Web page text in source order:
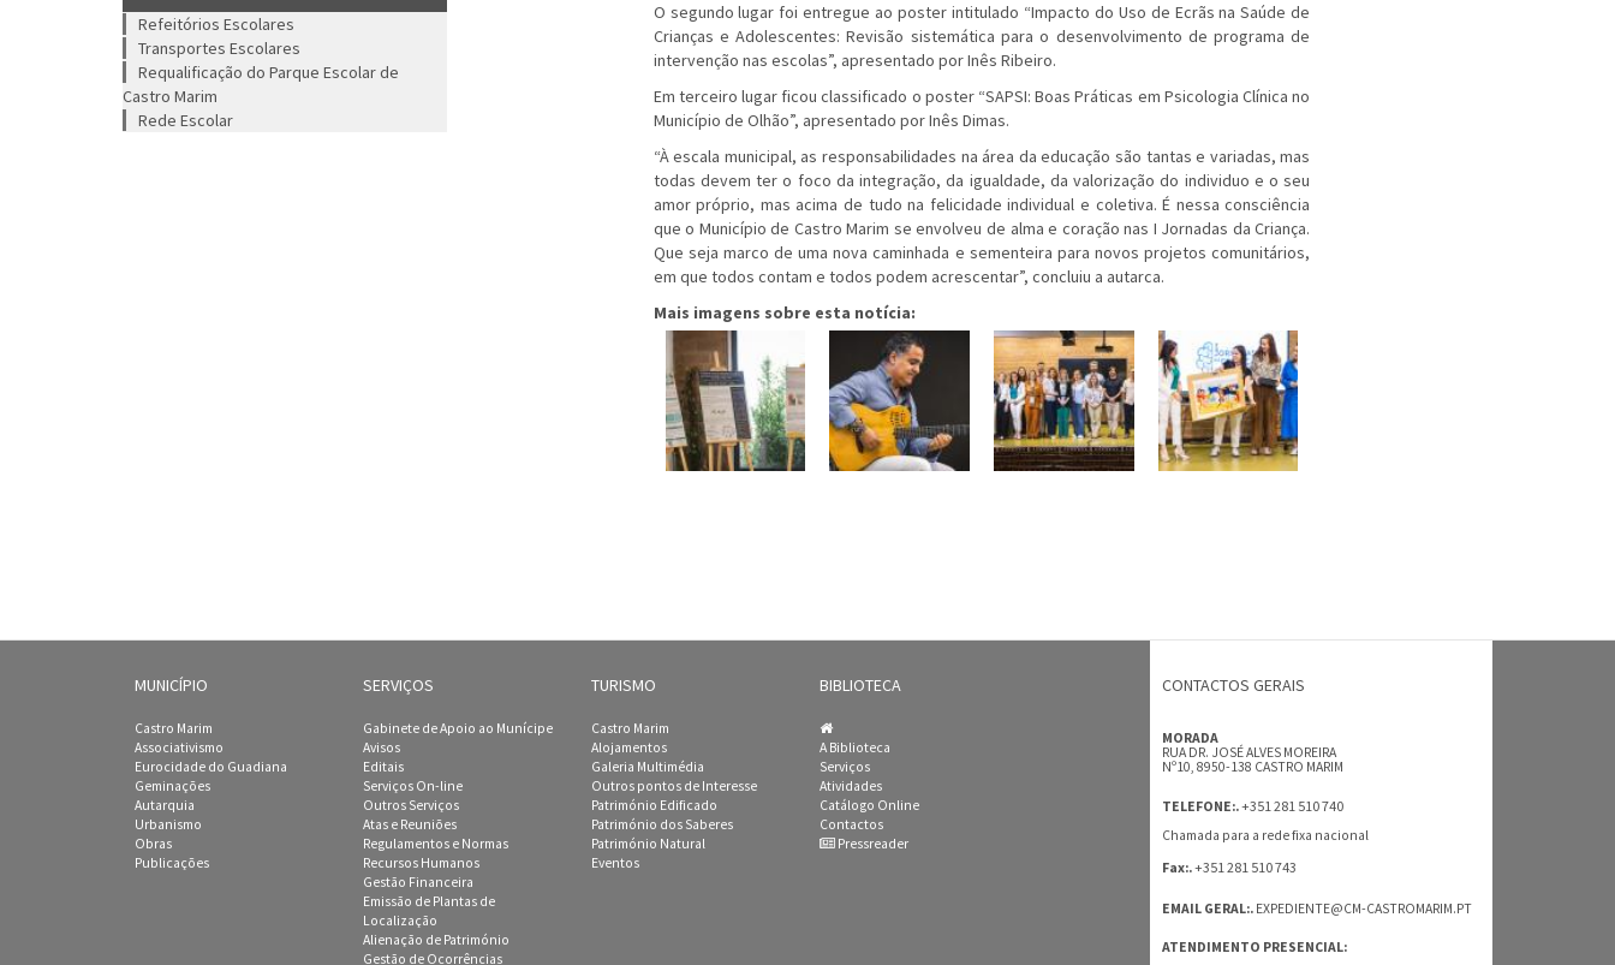
Refeitórios Escolares
Transportes Escolares
Requalificação do Parque Escolar de
Castro Marim
Rede Escolar
O segundo lugar foi entregue ao poster intitulado “Impacto do Uso de Ecrãs na Saúde de
Crianças e Adolescentes: Revisão sistemática para o desenvolvimento de programa de
intervenção nas escolas”, apresentado por Inês Ribeiro.
Em terceiro lugar ficou classificado o poster “SAPSI: Boas Práticas em Psicologia Clínica no
Município de Olhão”, apresentado por Inês Dimas.
“À escala municipal, as responsabilidades na área da educação são tantas e variadas, mas
todas devem ter o foco da integração, da igualdade, da valorização do individuo e o seu
amor próprio, mas acima de tudo na felicidade individual e coletiva. É nessa consciência
que o Município de Castro Marim se envolveu de alma e coração nas I Jornadas da Criança.
Que seja marco de uma nova caminhada e sementeira para novos projetos comunitários,
em que todos contam e todos podem acrescentar”, concluiu a autarca.
Mais imagens sobre esta notícia:
MUNICÍPIO
Castro Marim
Associativismo
Eurocidade do Guadiana
Geminações
Autarquia
Urbanismo
Obras
Publicações
SERVIÇOS
Gabinete de Apoio ao Munícipe
Avisos
Editais
Serviços On-line
Outros Serviços
Atas e Reuniões
Regulamentos e Normas
Recursos Humanos
Gestão Financeira
Emissão de Plantas de
Localização
Alienação de Património
Gestão de Ocorrências
TURISMO
Castro Marim
Alojamentos
Galeria Multimédia
Outros pontos de Interesse
Património Edificado
Património dos Saberes
Património Natural
Eventos
BIBLIOTECA
A Biblioteca
Serviços
Atividades
Catálogo Online
Contactos
Pressreader
CONTACTOS GERAIS
MORADA
RUA DR. JOSÉ ALVES MOREIRA
Nº10, 8950-138 CASTRO MARIM
TELEFONE:.+351 281 510 740
Chamada para a rede fixa nacional
Fax:.+351 281 510 743
EMAIL GERAL:. EXPEDIENTE@CM-CASTROMARIM.PT
ATENDIMENTO PRESENCIAL: